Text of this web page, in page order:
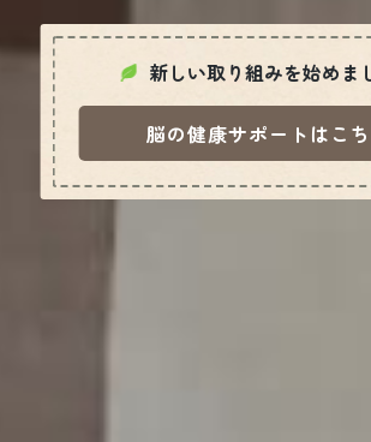
新しい取り組みを始めま
脳の健康サポートはこ